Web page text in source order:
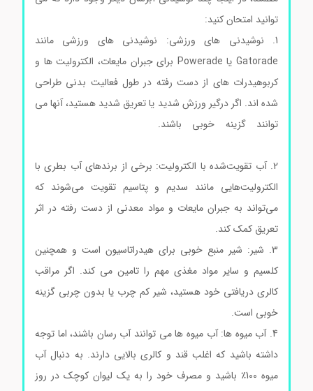
توانید امتحان کنید:
1. نوشیدنی های ورزشی: نوشیدنی های ورزشی مانند
Gatorade یا Powerade برای جبران مایعات، الکترولیت ها و
کربوهیدرات های از دست رفته در طول فعالیت بدنی طراحی
شده اند. اگر درگیر ورزش شدید یا تعریق شدید هستید، آنها می
توانند گزینه خوبی باشند.ال سیستئین هیدروکلراید
2. آب تقویت‌شده با الکترولیت: برخی از برندهای آب بطری با
الکترولیت‌هایی مانند سدیم و پتاسیم تقویت می‌شوند که
می‌تواند به جبران مایعات و مواد معدنی از دست رفته در اثر
تعریق کمک کند.
3. شیر: شیر منبع خوبی برای هیدراتاسیون است و همچنین
کلسیم و سایر مواد مغذی مهم را تامین می کند. اگر مراقب
کالری دریافتی خود هستید، شیر کم چرب یا بدون چربی گزینه
خوبی است.
4. آب میوه ها: آب میوه ها می توانند آب رسان باشند، اما توجه
داشته باشید که اغلب قند و کالری بالایی دارند. به دنبال آب
میوه 100٪ باشید و مصرف خود را به یک لیوان کوچک در روز